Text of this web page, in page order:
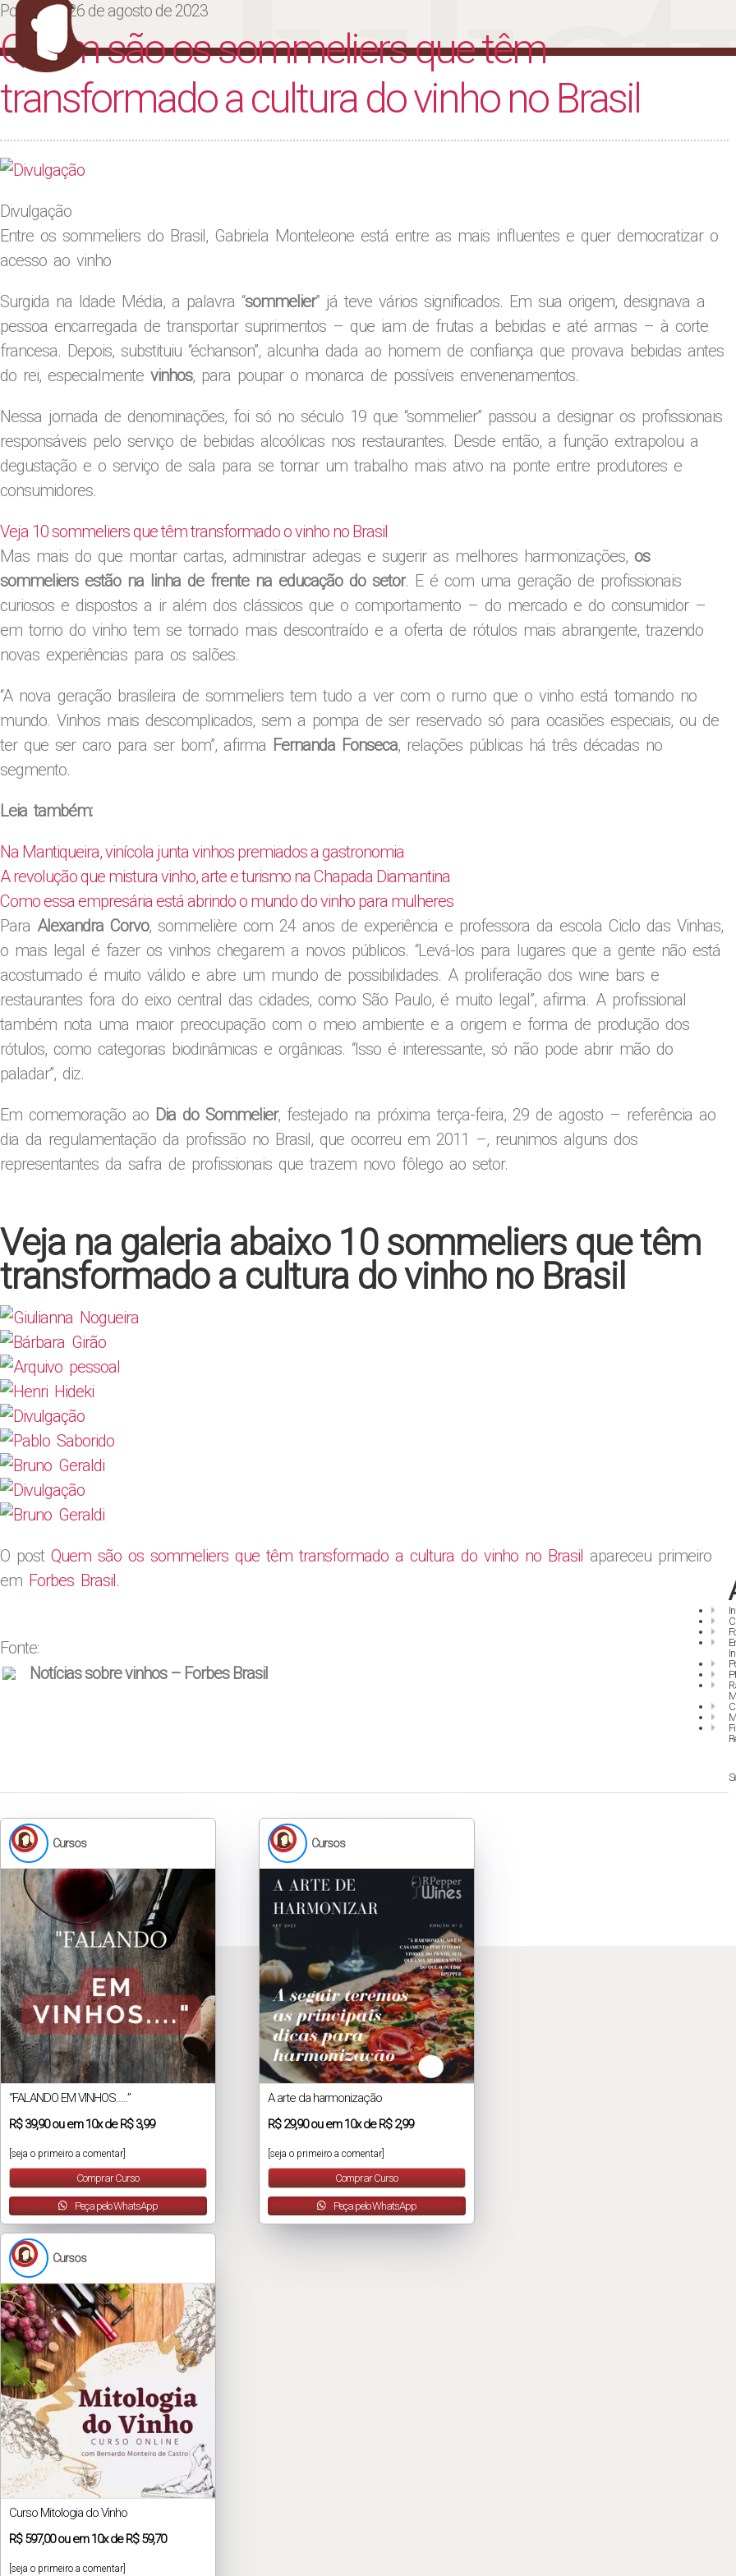
Posted on26 de agosto de 2023
Quem são os sommeliers que têm
transformado a cultura do vinho no Brasil
Divulgação
Entre os sommeliers do Brasil, Gabriela Monteleone está entre as mais influentes e quer democratizar o
acesso ao vinho
Surgida na Idade Média, a palavra “sommelier” já teve vários significados. Em sua origem, designava a
pessoa encarregada de transportar suprimentos – que iam de frutas a bebidas e até armas – à corte
francesa. Depois, substituiu “échanson”, alcunha dada ao homem de confiança que provava bebidas antes
do rei, especialmente vinhos, para poupar o monarca de possíveis envenenamentos.
Nessa jornada de denominações, foi só no século 19 que “sommelier” passou a designar os profissionais
responsáveis pelo serviço de bebidas alcoólicas nos restaurantes. Desde então, a função extrapolou a
degustação e o serviço de sala para se tornar um trabalho mais ativo na ponte entre produtores e
consumidores.
Veja 10 sommeliers que têm transformado o vinho no Brasil
Mas mais do que montar cartas, administrar adegas e sugerir as melhores harmonizações, os
sommeliers estão na linha de frente na educação do setor. E é com uma geração de profissionais
curiosos e dispostos a ir além dos clássicos que o comportamento – do mercado e do consumidor –
em torno do vinho tem se tornado mais descontraído e a oferta de rótulos mais abrangente, trazendo
novas experiências para os salões.
“A nova geração brasileira de sommeliers tem tudo a ver com o rumo que o vinho está tomando no
mundo. Vinhos mais descomplicados, sem a pompa de ser reservado só para ocasiões especiais, ou de
ter que ser caro para ser bom”, afirma Fernanda Fonseca, relações públicas há três décadas no
segmento.
Leia também:
Na Mantiqueira, vinícola junta vinhos premiados a gastronomia
A revolução que mistura vinho, arte e turismo na Chapada Diamantina
Como essa empresária está abrindo o mundo do vinho para mulheres
Para Alexandra Corvo, sommelière com 24 anos de experiência e professora da escola Ciclo das Vinhas,
o mais legal é fazer os vinhos chegarem a novos públicos. “Levá-los para lugares que a gente não está
acostumado é muito válido e abre um mundo de possibilidades. A proliferação dos wine bars e
restaurantes fora do eixo central das cidades, como São Paulo, é muito legal”, afirma. A profissional
também nota uma maior preocupação com o meio ambiente e a origem e forma de produção dos
rótulos, como categorias biodinâmicas e orgânicas. “Isso é interessante, só não pode abrir mão do
paladar”, diz.
Em comemoração ao Dia do Sommelier, festejado na próxima terça-feira, 29 de agosto – referência ao
dia da regulamentação da profissão no Brasil, que ocorreu em 2011 –, reunimos alguns dos
representantes da safra de profissionais que trazem novo fôlego ao setor.
Veja na galeria abaixo 10 sommeliers que têm
transformado a cultura do vinho no Brasil
O post Quem são os sommeliers que têm transformado a cultura do vinho no Brasil apareceu primeiro
em Forbes Brasil.
Fonte:
Notícias sobre vinhos – Forbes Brasil
Cursos
“FALANDO EM VINHOS…..”
R$39,90ou em10xdeR$ 3,99
[seja o primeiro a comentar]
Comprar Curso
Peça pelo WhatsApp
Cursos
A arte da harmonização
R$29,90ou em10xdeR$ 2,99
[seja o primeiro a comentar]
Comprar Curso
Peça pelo WhatsApp
Cursos
Curso Mitologia do Vinho
R$597,00ou em10xdeR$ 59,70
[seja o primeiro a comentar]